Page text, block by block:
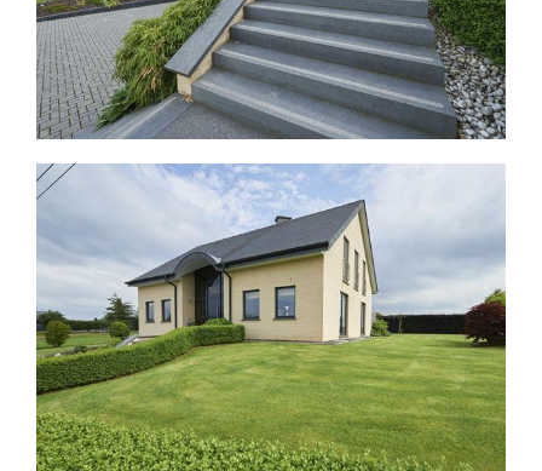
Unternehmen
Karriere